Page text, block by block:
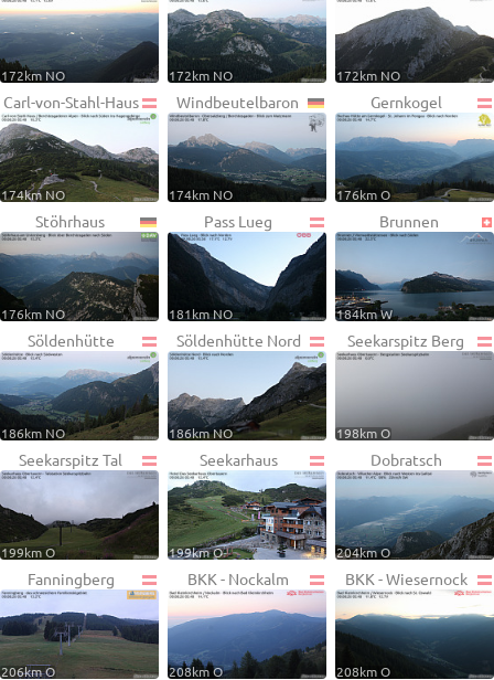
172km NO 172km NO 172km NO
Carl-von-Stahl-Haus
174km NO
Windbeutelbaron
174km NO
Gernkogel
176km O
Stöhrhaus
176km NO
Pass Lueg
181km NO
Brunnen
184km W
Söldenhütte
186km NO
Söldenhütte Nord
186km NO
Seekarspitz Berg
198km O
Seekarspitz Tal
199km O
Seekarhaus
199km O
Dobratsch
204km O
Fanningberg
206km O
BKK - Nockalm
208km O
BKK - Wiesernock
208km O